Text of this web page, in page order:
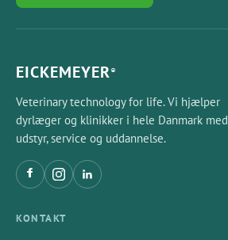
EICKEMEYER®
Veterinary technology for life. Vi hjælper
dyrlæger og klinikker i hele Danmark med
udstyr, service og uddannelse.
KONTAKT